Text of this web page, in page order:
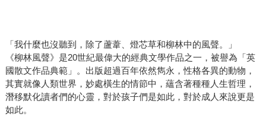
「我什麼也沒聽到，除了蘆葦、燈芯草和柳林中的風聲。」
《柳林風聲》是20世紀最偉大的經典文學作品之一，被譽為「英
國散文作品典範」。出版超過百年依然雋永，性格各異的動物，
其實就像人類世界，妙處橫生的情節中，蘊含著種種人生哲理，
潛移默化讀者們的心靈，對於孩子們是如此，對於成人來說更是
如此。